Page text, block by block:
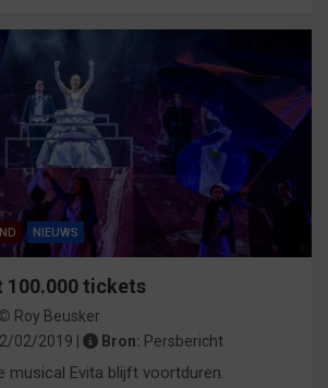
NIEUWS
100.000 tickets
Roy Beusker
02/2019 | Bron: Persbericht
musical Evita blijft voortduren.